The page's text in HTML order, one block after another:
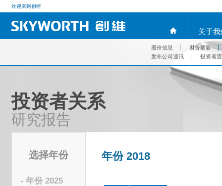
欢迎来到创维
关于
股价信息
财务摘要
发布公司通讯
投资者
投资者关系
研究报告
选择年份
- 年份 2025
年份 2018